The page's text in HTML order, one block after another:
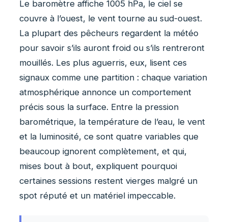
Le baromètre affiche 1005 hPa, le ciel se
couvre à l’ouest, le vent tourne au sud-ouest.
La plupart des pêcheurs regardent la météo
pour savoir s’ils auront froid ou s’ils rentreront
mouillés. Les plus aguerris, eux, lisent ces
signaux comme une partition : chaque variation
atmosphérique annonce un comportement
précis sous la surface. Entre la pression
barométrique, la température de l’eau, le vent
et la luminosité, ce sont quatre variables que
beaucoup ignorent complètement, et qui,
mises bout à bout, expliquent pourquoi
certaines sessions restent vierges malgré un
spot réputé et un matériel impeccable.